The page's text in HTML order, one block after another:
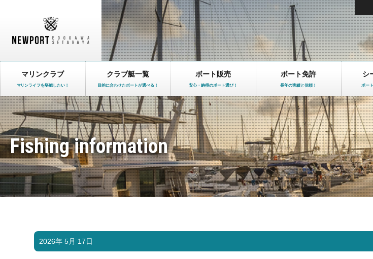
マリンクラブ
マリンライフを堪能したい！
クラブ艇一覧
目的に合わせたボートが選べる！
ボート販売
安心・納得のボート選び！
ボート免許
長年の実績と信頼！
シ
ボー
Fishing information
2026年 5月 17日